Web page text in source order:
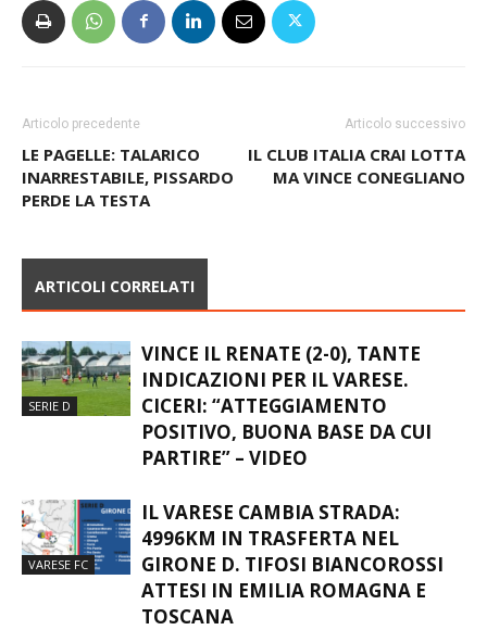
Articolo precedente
LE PAGELLE: TALARICO
INARRESTABILE, PISSARDO
PERDE LA TESTA
Articolo successivo
IL CLUB ITALIA CRAI LOTTA
MA VINCE CONEGLIANO
ARTICOLI CORRELATI
SERIE D
VINCE IL RENATE (2-0), TANTE
INDICAZIONI PER IL VARESE.
CICERI: “ATTEGGIAMENTO
POSITIVO, BUONA BASE DA CUI
PARTIRE” – VIDEO
VARESE FC
IL VARESE CAMBIA STRADA:
4996KM IN TRASFERTA NEL
GIRONE D. TIFOSI BIANCOROSSI
ATTESI IN EMILIA ROMAGNA E
TOSCANA